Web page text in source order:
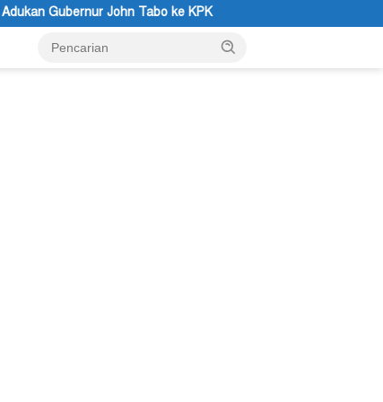
Sengketa Tanah SP II Memanas, Pengadilan Negeri